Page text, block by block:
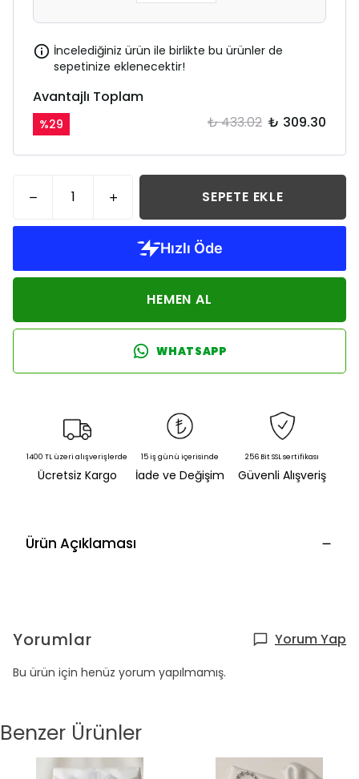
İncelediğiniz ürün ile birlikte bu ürünler de
sepetinize eklenecektir!
Avantajlı Toplam
%29 ₺ 433.02 ₺ 309.30
SEPETE EKLE
HEMEN AL
WHATSAPP
1400 TL üzeri alışverişlerde
Ücretsiz Kargo
15 iş günü içerisinde
İade ve Değişim
256 Bit SSL sertifikası
Güvenli Alışveriş
Ürün Açıklaması
Yorumlar Yorum Yap
Bu ürün için henüz yorum yapılmamış.
Benzer Ürünler